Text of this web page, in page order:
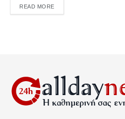
READ MOREDETAILS